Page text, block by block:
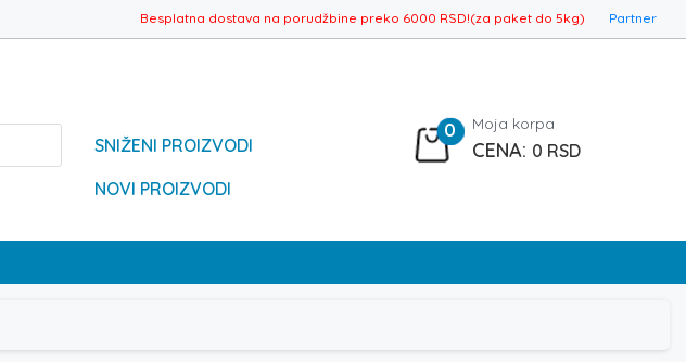
Besplatna dostava na porudžbine preko 6000 RSD!(za paket do 5kg) Partner
SNIŽENI PROIZVODI
NOVI PROIZVODI
0 Moja korpa
0 RSD